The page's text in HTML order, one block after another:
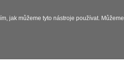
jak můžeme tyto nástroje používat. Můžeme